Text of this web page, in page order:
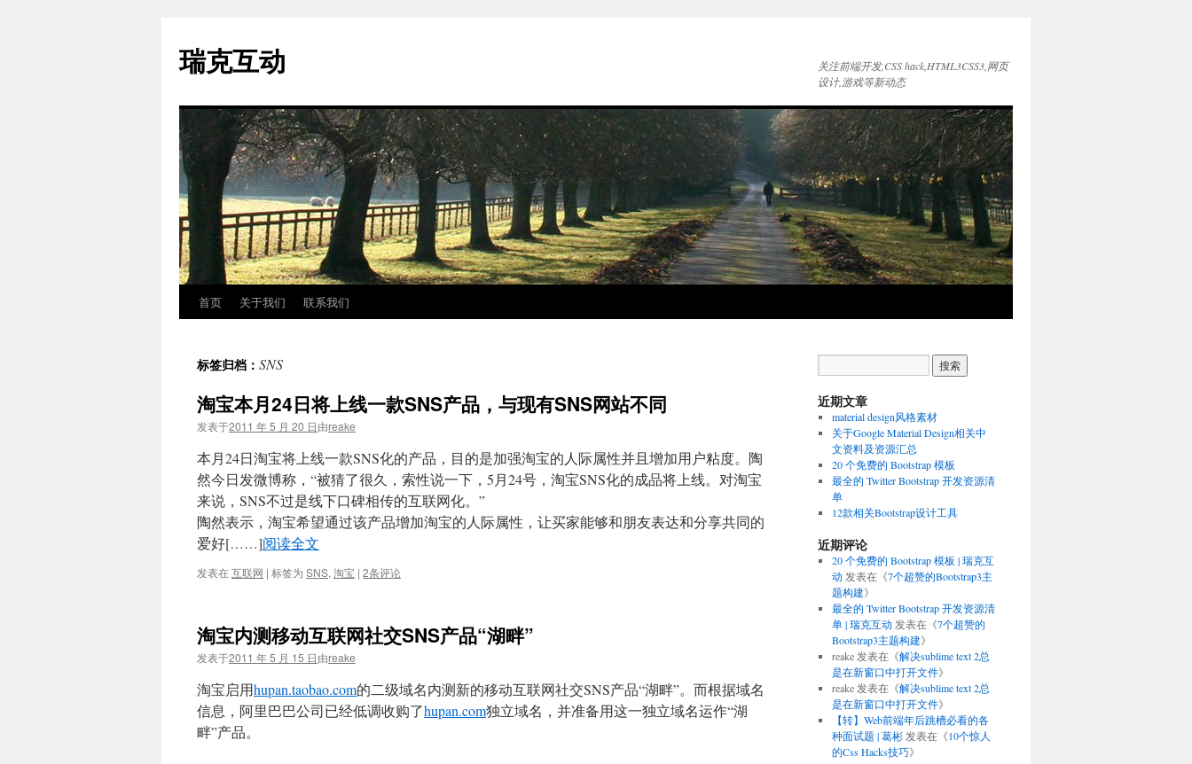
瑞克互动
关注前端开发,CSS hack,HTML3CSS3,网页
设计,游戏等新动态
正
文
首页 关于我们 联系我们
标签归档： SNS
淘宝本月24日将上线一款SNS产品，与现有SNS网站不同
发表于2011 年 5 月 20 日由reake
本月24日淘宝将上线一款SNS化的产品，目的是加强淘宝的人际属性并且增加用户粘度。陶
然今日发微博称，“被猜了很久，索性说一下，5月24号，淘宝SNS化的成品将上线。对淘宝
来说，SNS不过是线下口碑相传的互联网化。”
陶然表示，淘宝希望通过该产品增加淘宝的人际属性，让买家能够和朋友表达和分享共同的
爱好[……]阅读全文
发表在互联网 | 标签为 SNS, 淘宝 | 2条评论
淘宝内测移动互联网社交SNS产品“湖畔”
发表于2011 年 5 月 15 日由reake
淘宝启用hupan.taobao.com的二级域名内测新的移动互联网社交SNS产品“湖畔”。而根据域名
信息，阿里巴巴公司已经低调收购了hupan.com独立域名，并准备用这一独立域名运作“湖
畔”产品。
近期文章
material design风格素材
关于Google Material Design相关中
文资料及资源汇总
20 个免费的 Bootstrap 模板
最全的 Twitter Bootstrap 开发资源清
单
12款相关Bootstrap设计工具
近期评论
20 个免费的 Bootstrap 模板 | 瑞克互
动 发表在《7个超赞的Bootstrap3主
题构建》
最全的 Twitter Bootstrap 开发资源清
单 | 瑞克互动 发表在《7个超赞的
Bootstrap3主题构建》
reake发表在《解决sublime text 2总
是在新窗口中打开文件》
reake发表在《解决sublime text 2总
是在新窗口中打开文件》
【转】Web前端年后跳槽必看的各
种面试题 | 葛彬发表在《10个惊人
的Css Hacks技巧》